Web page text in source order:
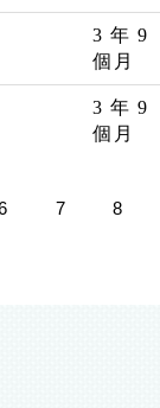
3 年 9
個月
3 年 9
個月
7 8